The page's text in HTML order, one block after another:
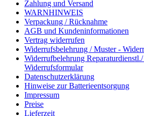
Zahlung und Versand
WARNHINWEIS
Verpackung / Rücknahme
AGB und Kundeninformationen
Vertrag widerrufen
Widerrufsbelehrung / Muster -
Widerrufbelehrung
Widerrufsformular
Datenschutzerklärung
Hinweise zur Batterieentsorgung
Impressum
Preise
Lieferzeit